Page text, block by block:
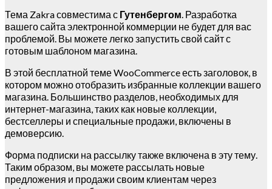
Тема Zakra совместима с Гутенбергом. Разработка
вашего сайта электронной коммерции не будет для вас
проблемой. Вы можете легко запустить свой сайт с
готовым шаблоном магазина.
В этой бесплатной теме WooCommerce есть заголовок, в
котором можно отобразить избранные коллекции вашего
магазина. Большинство разделов, необходимых для
интернет-магазина, таких как новые коллекции,
бестселлеры и специальные продажи, включены в
демоверсию.
Форма подписки на рассылку также включена в эту тему.
Таким образом, вы можете рассылать новые
предложения и продажи своим клиентам через